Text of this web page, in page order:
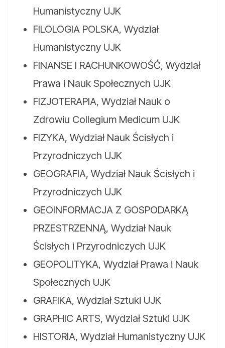
Humanistyczny UJK
FILOLOGIA POLSKA, Wydział
Humanistyczny UJK
FINANSE I RACHUNKOWOŚĆ, Wydział
Prawa i Nauk Społecznych UJK
FIZJOTERAPIA, Wydział Nauk o
Zdrowiu Collegium Medicum UJK
FIZYKA, Wydział Nauk Ścisłych i
Przyrodniczych UJK
GEOGRAFIA, Wydział Nauk Ścisłych i
Przyrodniczych UJK
GEOINFORMACJA Z GOSPODARKĄ
PRZESTRZENNĄ, Wydział Nauk
Ścisłych i Przyrodniczych UJK
GEOPOLITYKA, Wydział Prawa i Nauk
Społecznych UJK
GRAFIKA, Wydział Sztuki UJK
GRAPHIC ARTS, Wydział Sztuki UJK
HISTORIA, Wydział Humanistyczny UJK